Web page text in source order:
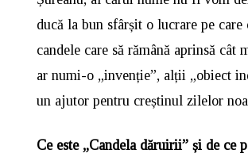
ducă la bun sfârșit o lucrare pe
candele care să rămână aprinsă
ar numi-o „invenție”, alții „obiect
un ajutor pentru creștinul zilelor
Ce este „Candela dăruirii” și de ce